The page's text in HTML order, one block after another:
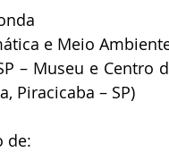
e Meio
– Museu e Centro
Piracicaba – SP)
de: